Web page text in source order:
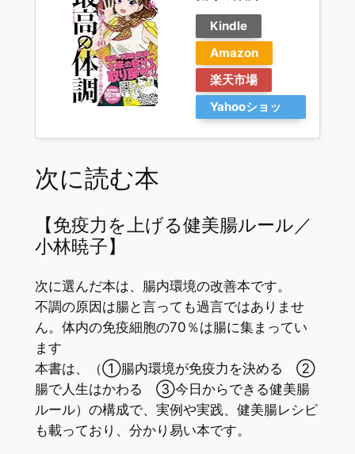
Kindle
Amazon
楽天市場
Yahooショッ
次に読む本
【免疫力を上げる健美腸ルール／
小林暁子】
次に選んだ本は、腸内環境の改善本です。
不調の原因は腸と言っても過言ではありませ
ん。体内の免疫細胞の70％は腸に集まってい
ます
本書は、（①腸内環境が免疫力を決める ②
腸で人生はかわる ③今日からできる健美腸
ルール）の構成で、実例や実践、健美腸レシピ
も載っており、分かり易い本です。